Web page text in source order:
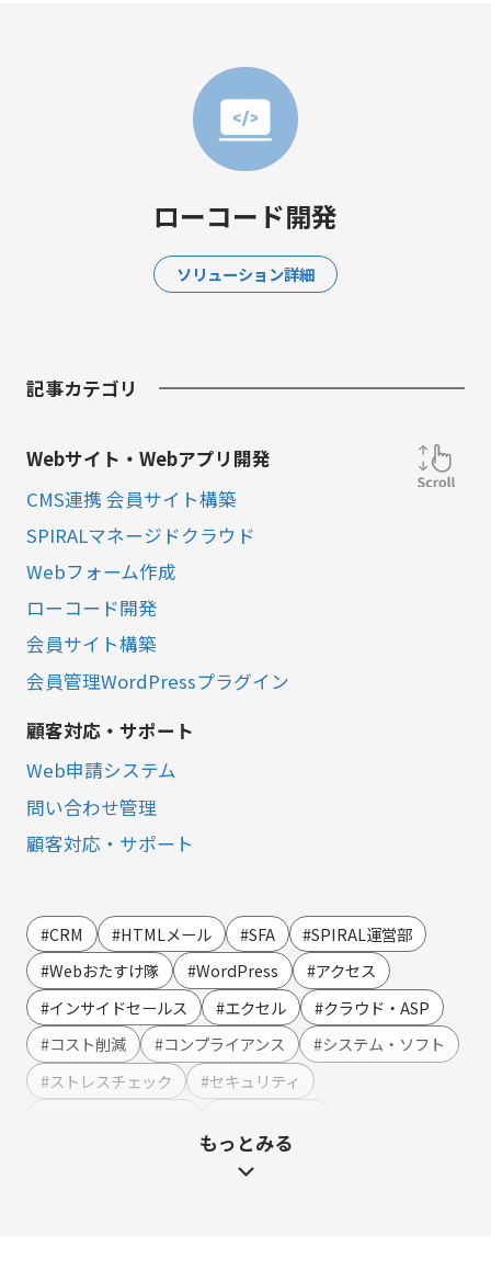
ローコード開発
ソリューション詳細
記事カテゴリ
Webサイト・Webアプリ開発
CMS連携 会員サイト構築
SPIRALマネージドクラウド
Webフォーム作成
ローコード開発
会員サイト構築
会員管理WordPressプラグイン
顧客対応・サポート
Web申請システム
問い合わせ管理
顧客対応・サポート
LINE連携
SMS連携
Webイベント（ウェビナー）オンライン受付管理
アンケート作成
セミナー・イベント管理
マーケティング運営支援
#CRM #HTMLメール #SFA
#SPIRAL運営部
#Webおたすけ隊
#WordPress
#アクセス
#インサイドセールス
#エクセル
#クラウド・ASP
#コスト削減
#コンプライアンス
#システム・ソフト
#ストレスチェック
#セキュリティ
#メーカー
#メリット・デメリット
もっとみる